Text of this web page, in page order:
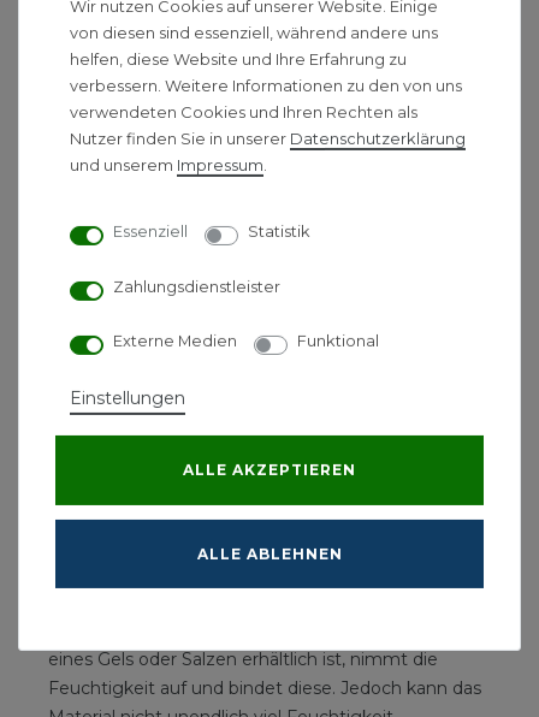
Kondensationstrockner nutzt die warme Luft in
einem Raum und kühlt diese runter. Die kalte Luft
hat eine geringere Wasserspeicherkapazität und
Wasser kondensiert im Luftentfeuchter und
verbleibt dort. Im nächsten Schritt erwärmt der
diese wieder in den Raum ab.
Umso wärmer ein Raum ist, desto besser
Luft für die Kondensation benötigt wird. Aus diesem
Kondensationstrockner in Räumlichkeiten die
beheizt werden, wie zum Beispiel dem Wohn-
oder Schlafzimmer.
eines Gels oder Salzen erhältlich ist, nimmt die
Feuchtigkeit auf und bindet diese. Jedoch kann das
Wir nutzen Cookies auf unserer Website. Einige
von diesen sind essenziell, während andere uns
helfen, diese Website und Ihre Erfahrung zu
verbessern. Weitere Informationen zu den von uns
verwendeten Cookies und Ihren Rechten als
Nutzer finden Sie in unserer Daten­schutz­erklärung
und unserem Impressum
Essenziell Statistik
Zahlungsdienstleister
Externe Medien Funktional
Einstellungen
ALLE AKZEPTIEREN
ALLE ABLEHNEN